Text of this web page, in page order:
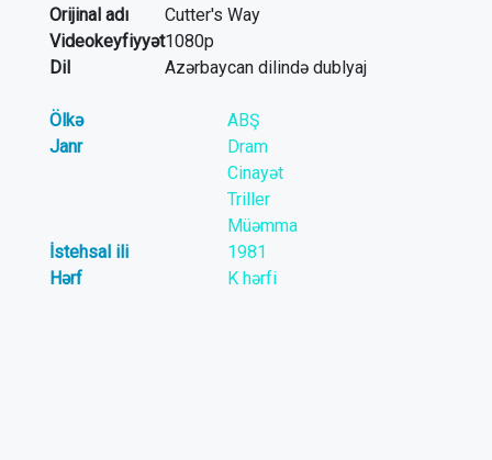
Orijinal adı
Cutter's Way
Videokeyfiyyət1080p
Dil
Azərbaycan dilində dublyaj
Ölkə
ABŞ
Janr
Dram
Cinayət
Triller
Müəmma
İstehsal ili
1981
Hərf
K hərfi